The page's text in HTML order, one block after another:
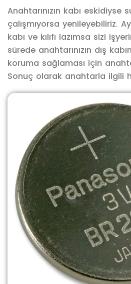
Anahtarınızın kabı eskidiyse
çalışmıyorsa yenileyebiliriz.
kabı ve kılıfı lazımsa sizi
sürede anahtarınızın dış
koruma sağlaması için
Sonuç olarak anahtarla ilgili